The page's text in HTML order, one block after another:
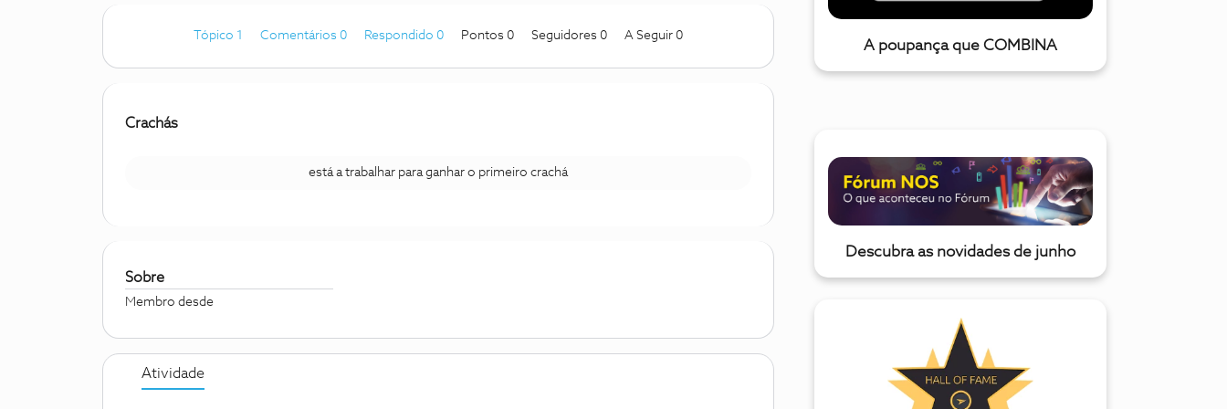
Tópico 1 Comentários 0 Respondido 0 Pontos 0 Seguidores 0 A Seguir 0
Crachás
está a trabalhar para ganhar o primeiro crachá
Sobre
Membro desde
Atividade
A poupança que COMBINA
Descubra as novidades de junho